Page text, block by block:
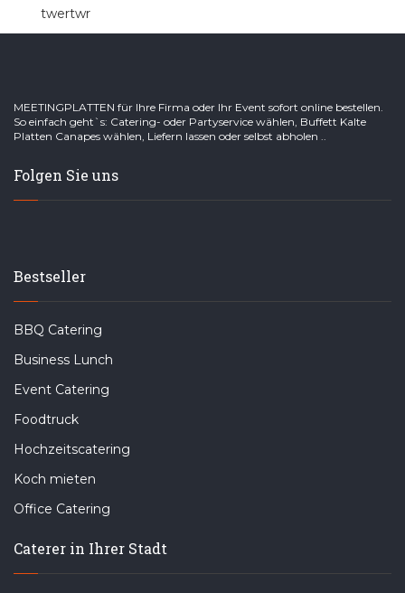
twertwr
MEETINGPLATTEN für Ihre Firma oder Ihr Event sofort online bestellen.
So einfach geht`s: Catering- oder Partyservice wählen, Buffett Kalte
Platten Canapes wählen, Liefern lassen oder selbst abholen ..
Folgen Sie uns
Bestseller
BBQ Catering
Business Lunch
Event Catering
Foodtruck
Hochzeitscatering
Koch mieten
Office Catering
Caterer in Ihrer Stadt